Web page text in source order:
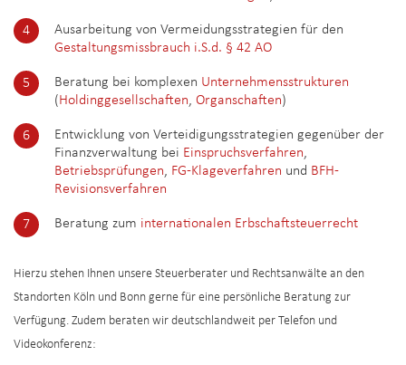
Ausarbeitung von Vermeidungsstrategien für den
Gestaltungsmissbrauch i.S.d. § 42 AO
Beratung bei komplexen Unternehmensstrukturen
(Holdinggesellschaften, Organschaften)
Entwicklung von Verteidigungsstrategien gegenüber der
Finanzverwaltung bei Einspruchsverfahren,
Betriebsprüfungen, FG-Klageverfahren und BFH-
Revisionsverfahren
Beratung zum internationalen Erbschaftsteuerrecht
Hierzu stehen Ihnen unsere Steuerberater und Rechtsanwälte an den
Standorten Köln und Bonn gerne für eine persönliche Beratung zur
Verfügung. Zudem beraten wir deutschlandweit per Telefon und
Videokonferenz: